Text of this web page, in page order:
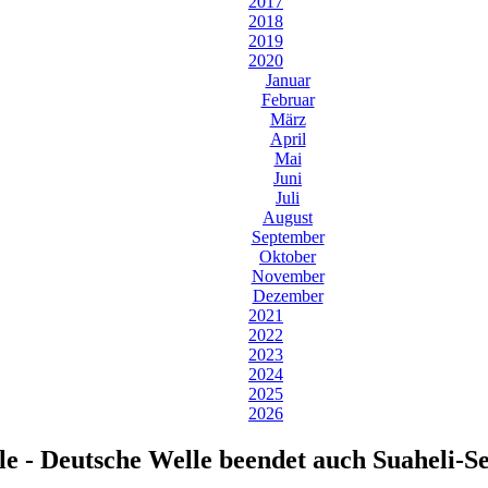
2018
2019
2020
Januar
Februar
März
April
Mai
Juni
Juli
August
September
Oktober
November
Dezember
2021
2022
2023
2024
2025
2026
- Deutsche Welle beendet auch Suaheli-